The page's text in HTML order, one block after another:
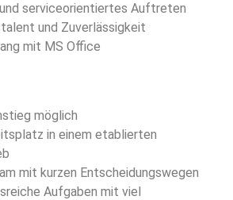
serviceorientiertes Auftreten
und Zuverlässigkeit
mit MS Office
möglich
in einem etablierten
mit kurzen Entscheidungswegen
Aufgaben mit viel